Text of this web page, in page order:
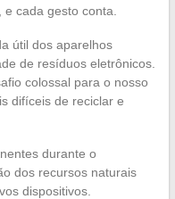
cada gesto conta.
útil dos aparelhos
de resíduos eletrônicos.
colossal para o nosso
difíceis de reciclar e
durante o
dos recursos naturais
dispositivos.